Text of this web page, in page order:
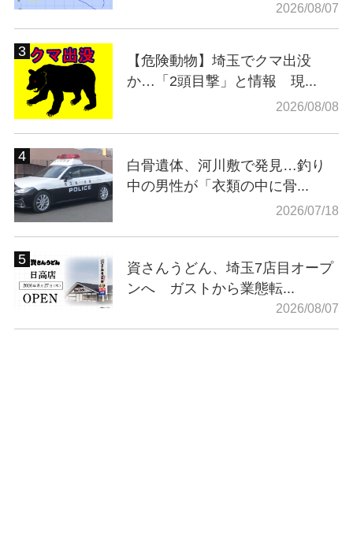
2026/08/07
【危険動物】埼玉でクマ出没
か…「2頭目撃」と情報 現...
2026/08/08
白骨遺体、河川敷で発見…釣り
中の男性が「衣類の中に骨...
2026/07/18
資さんうどん、埼玉7店目オープ
ンへ ガストから業態転...
2026/08/07